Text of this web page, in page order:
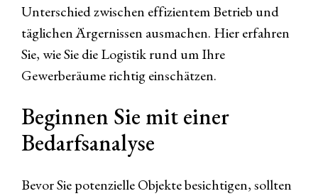
Unterschied zwischen effizientem Betrieb und
täglichen Ärgernissen ausmachen. Hier erfahren
Sie, wie Sie die Logistik rund um Ihre
Gewerberäume richtig einschätzen.
Beginnen Sie mit einer
Bedarfsanalyse
Bevor Sie potenzielle Objekte besichtigen, sollten